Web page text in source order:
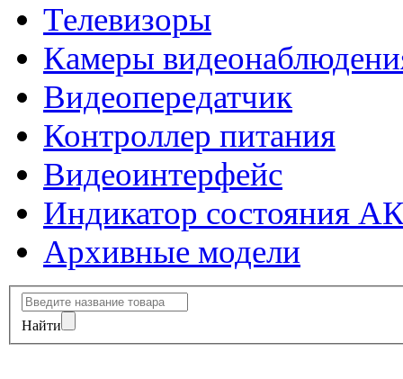
Телевизоры
Камеры
Видеопередатчик
Контроллер питания
Видеоинтерфейс
Индикатор состояния
Архивные модели
Найти